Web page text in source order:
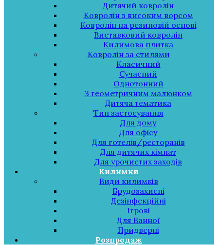
Дитячий ковролін
Ковролін з високим ворсом
Ковролін на резиновій основі
Виставковий ковролін
Килимова плитка
Ковролін за стилями
Класичний
Сучасний
Однотонний
З геометричним малюнком
Дитяча тематика
Тип застосування
Для дому
Для офісу
Для готелів/ресторанів
Для дитячих кімнат
Для урочистих заходів
Килимки
Види килимків
Брудозахисні
Дезінфекційні
Ігрові
Для Ванної
Придверні
Розпродаж